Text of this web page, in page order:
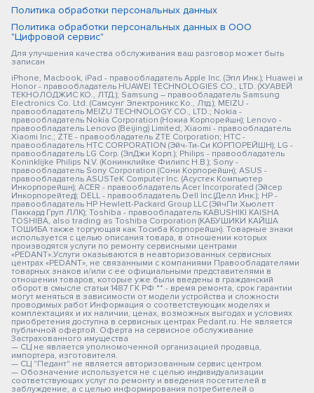
Политика обработки персональных данных
Политика обработки персональных данных в ООО
"Цифровой сервис"
Для улучшения качества обслуживания ваш разговор может быть
записан
iPhone, Macbook, iPad - правообладатель Apple Inc. (Эпл Инк.); Huawei и
Honor - правообладатель HUAWEI TECHNOLOGIES CO., LTD. (ХУАВЕЙ
ТЕКНОЛОДЖИС КО., ЛТД.); Samsung – правообладатель Samsung
Electronics Co. Ltd. (Самсунг Электроникс Ко., Лтд.); MEIZU -
правообладатель MEIZU TECHNOLOGY CO., LTD.; Nokia -
правообладатель Nokia Corporation (Нокиа Корпорейшн); Lenovo -
правообладатель Lenovo (Beijing) Limited; Xiaomi - правообладатель
Xiaomi Inc.; ZTE - правообладатель ZTE Corporation; HTC -
правообладатель HTC CORPORATION (Эйч-Ти-Си КОРПОРЕЙШН); LG -
правообладатель LG Corp. (ЭлДжи Корп.); Philips - правообладатель
Koninklijke Philips N.V. (Конинклийке Филипс Н.В.); Sony -
правообладатель Sony Corporation (Сони Корпорейшн); ASUS -
правообладатель ASUSTeK Computer Inc. (Асустек Компьютер
Инкорпорейшн); ACER - правообладатель Acer Incorporated (Эйсер
Инкорпорейтед); DELL - правообладатель Dell Inc.(Делл Инк.); HP -
правообладатель HP Hewlett-Packard Group LLC (ЭйчПи Хьюлетт
Паккард Груп ЛЛК); Toshiba - правообладатель KABUSHIKI KAISHA
TOSHIBA, also trading as Toshiba Corporation (КАБУШИКИ КАЙША
ТОШИБА также торгующая как Тосиба Корпорейшн). Товарные знаки
используется с целью описания товара, в отношении которых
производятся услуги по ремонту сервисными центрами
«PEDANT».Услуги оказываются в неавторизованных сервисных
центрах «PEDANT», не связанными с компаниями Правообладателями
товарных знаков и/или с ее официальными представителями в
отношении товаров, которые уже были введены в гражданский
оборот в смысле статьи 1487 ГК РФ ** - время ремонта, срок гарантии
могут меняться в зависимости от модели устройства и сложности
проводимых работ Информация о соответствующих моделях и
комплектациях и их наличии, ценах, возможных выгодах и условиях
приобретения доступна в сервисных центрах Pedant.ru. Не является
публичной офертой. Оферта на сервисное обслуживание
Застрахованного имущества
— СЦ не является уполномоченной организацией продавца,
импортера, изготовителя.
— СЦ "Педант" не является авторизованным сервис центром.
— Обозначение используется не с целью индивидуализации
соответствующих услуг по ремонту и введения посетителей в
заблуждение, а с целью информирования потребителей о